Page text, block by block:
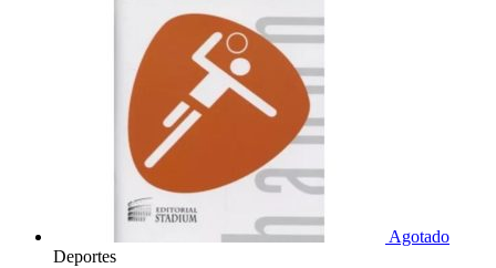
Agotado
Deportes